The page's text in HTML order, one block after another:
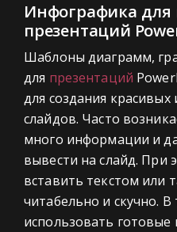
Инфографика
презентаций
Шаблоны диаграмм,
для презентаций
для создания
слайдов. Часто
много информации и
вывести на слайд. При
вставить текстом или
читабельно и скучно. В
использовать